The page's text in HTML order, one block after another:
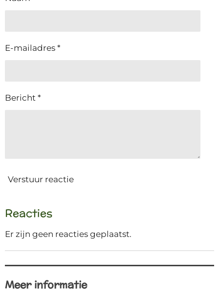
E-mailadres *
Bericht *
Verstuur reactie
Reacties
Er zijn geen reacties geplaatst.
Meer informatie